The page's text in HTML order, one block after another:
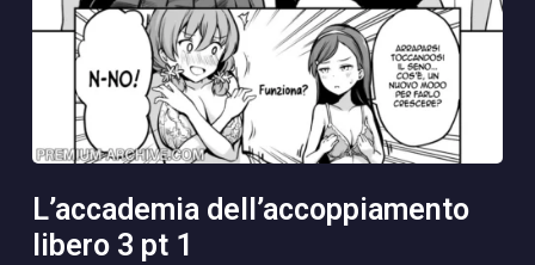
l’accademia dell’accoppiamento
libero 3 pt 1